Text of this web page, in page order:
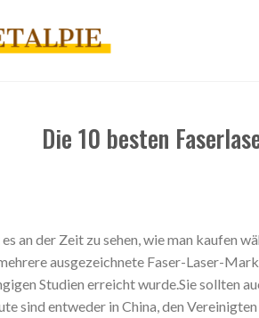
Die 10 besten
an der Zeit zu sehen, wie man kaufen
ausgezeichnete Faser-Laser-
Studien erreicht wurde.Sie sollten
sind entweder in China, den